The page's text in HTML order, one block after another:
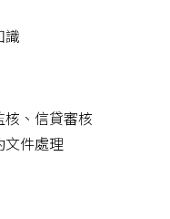
識
核、信貸審核
文件處理